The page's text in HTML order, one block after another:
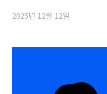
2025년 12월 12일